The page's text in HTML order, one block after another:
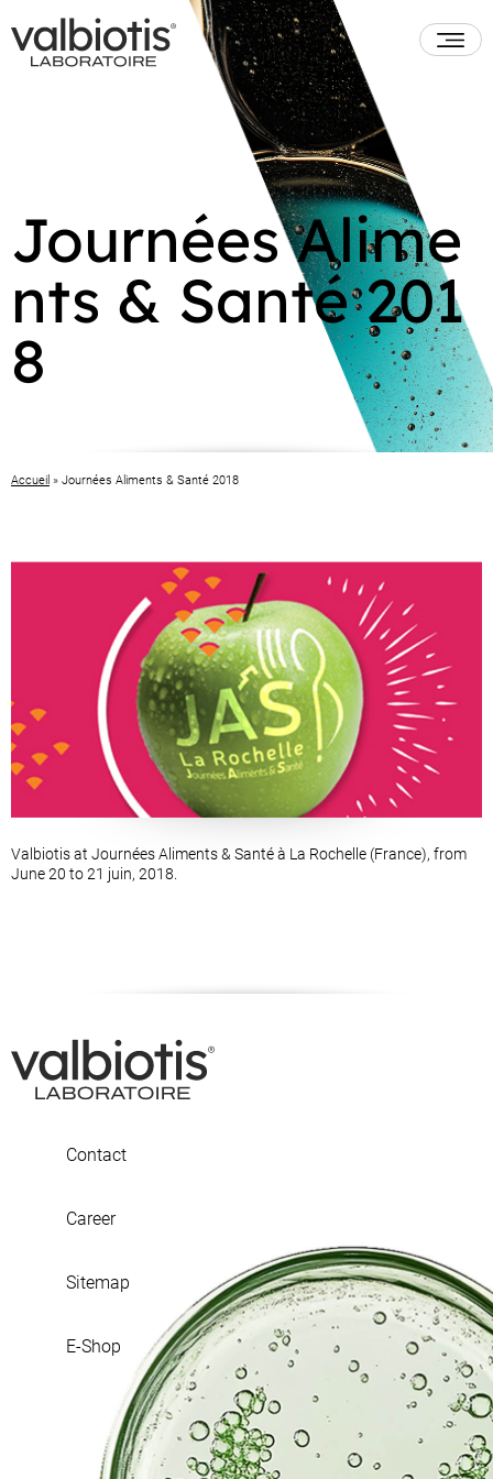
Journées Alime
nts & Santé 201
8
Accueil » Journées Aliments & Santé 2018
Valbiotis at Journées Aliments & Santé à La Rochelle (France), from
June 20 to 21 juin, 2018.
Contact
Career
Sitemap
E-Shop